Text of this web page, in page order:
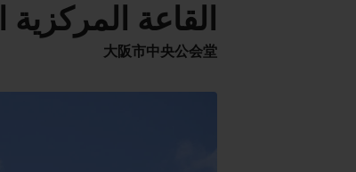
القاعة
大阪市中央公会堂